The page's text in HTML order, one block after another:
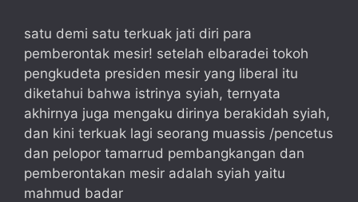
satu demi satu terkuak jati diri para
pemberontak mesir! setelah elbaradei tokoh
pengkudeta presiden mesir yang liberal itu
diketahui bahwa istrinya syiah, ternyata
akhirnya juga mengaku dirinya berakidah syiah,
dan kini terkuak lagi seorang muassis /pencetus
dan pelopor tamarrud pembangkangan dan
pemberontakan mesir adalah syiah yaitu
mahmud badar